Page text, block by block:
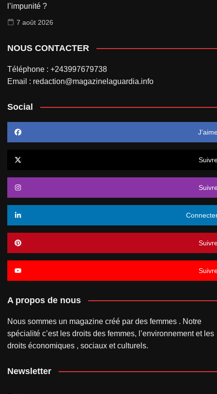
l’impunité ?
7 août 2026
NOUS CONTACTER
Téléphone : +243997679738
Email : redaction@magazinelaguardia.info
Social
A propos de nous
Nous sommes un magazine créé par des femmes . Notre
spécialité c’est les droits des femmes, l’environnement et les
droits économiques , sociaux et culturels.
Newsletter